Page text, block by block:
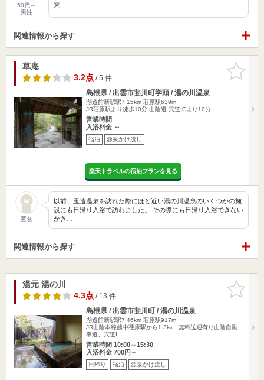
50代～
男性
来…
関連情報から探す
お気に入
りに追加
草庵
3.2点/ 5 件
島根県 / 出雲市斐川町学頭 / 湯の川温泉
湖遊館新駅駅7.15km 荘原駅639m
JR荘原駅より徒歩10分 山陰道 宍道ICより10分
営業時間
入浴料金 ～
宿泊 源泉かけ流し
楽天トラベルの宿泊プランを見る
匿名
以前、玉造温泉を訪れた際にほど近い湯の川温泉のいくつかの施
設にも日帰り入浴で訪れました。 その際にも日帰り入浴できない
かき…
関連情報から探す
お気に入
りに追加
湯元 湯の川
4.3点/ 13 件
島根県 / 出雲市斐川町 / 湯の川温泉
湖遊館新駅駅7.46km 荘原駅917m
JR山陰本線越中荏原駅から1.3㎞、無料送迎有り山陰自動
車道、宍道I…
営業時間 10:00～15:30
入浴料金 700円～
日帰り 宿泊 源泉かけ流し